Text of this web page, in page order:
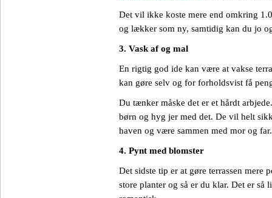
Det vil ikke koste mere end omkring
og lækker som ny, samtidig kan du jo
3. Vask af og mal
En rigtig god ide kan være at vakse
kan gøre selv og for forholdsvist få
Du tænker måske det er et hårdt
børn og hyg jer med det. De vil helt
haven og være sammen med mor og far.
4. Pynt med blomster
Det sidste tip er at gøre terrassen mere
store planter og så er du klar. Det er